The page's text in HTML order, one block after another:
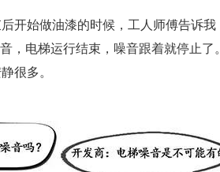
开始做油漆的时候，工人师傅告诉
，电梯运行结束，噪音跟着就停止
很多。